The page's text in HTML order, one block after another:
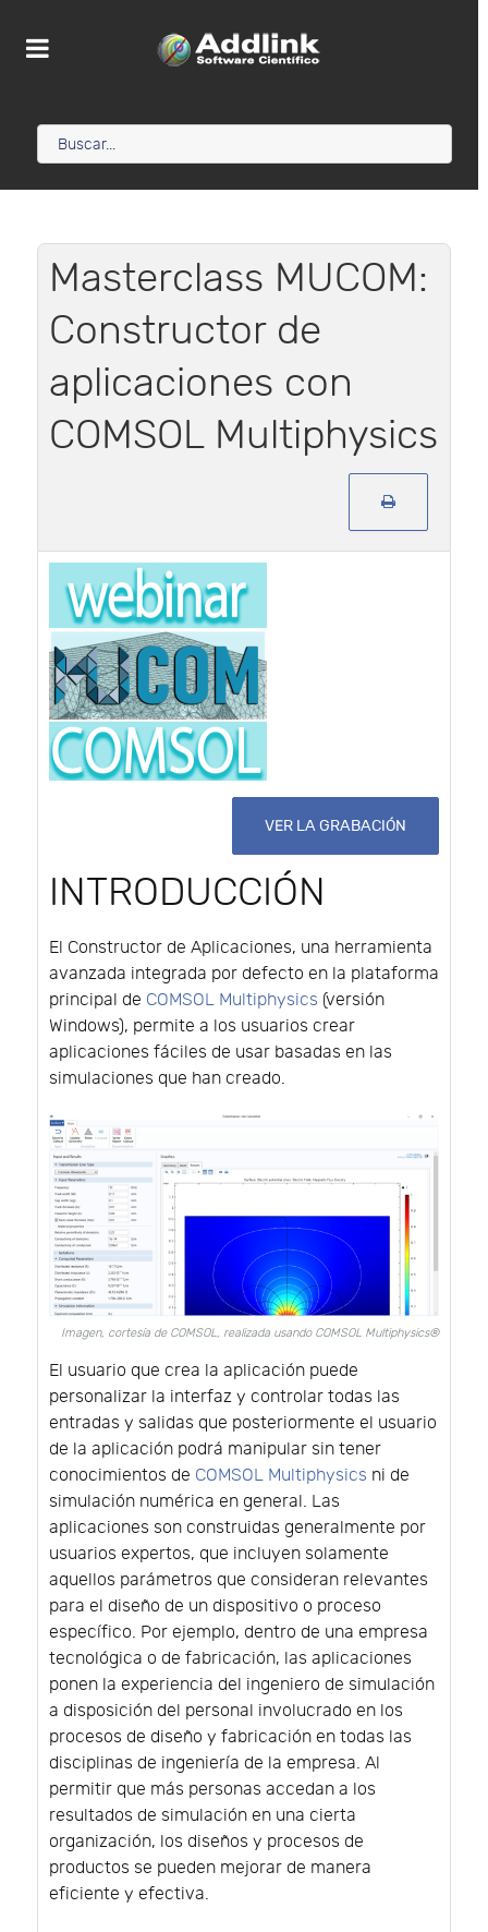
Masterclass MUCOM:
Constructor de
aplicaciones con
COMSOL Multiphysics
VER LA GRABACIÓN
INTRODUCCIÓN
El Constructor de Aplicaciones, una herramienta
avanzada integrada por defecto en la plataforma
principal de COMSOL Multiphysics (versión
Windows), permite a los usuarios crear
aplicaciones fáciles de usar basadas en las
simulaciones que han creado.
Imagen, cortesía de COMSOL, realizada usando COMSOL Multiphysics®
El usuario que crea la aplicación puede
personalizar la interfaz y controlar todas las
entradas y salidas que posteriormente el usuario
de la aplicación podrá manipular sin tener
conocimientos de COMSOL Multiphysics ni de
simulación numérica en general. Las
aplicaciones son construidas generalmente por
usuarios expertos, que incluyen solamente
aquellos parámetros que consideran relevantes
para el diseño de un dispositivo o proceso
específico. Por ejemplo, dentro de una empresa
tecnológica o de fabricación, las aplicaciones
ponen la experiencia del ingeniero de simulación
a disposición del personal involucrado en los
procesos de diseño y fabricación en todas las
disciplinas de ingeniería de la empresa. Al
permitir que más personas accedan a los
resultados de simulación en una cierta
organización, los diseños y procesos de
productos se pueden mejorar de manera
eficiente y efectiva.